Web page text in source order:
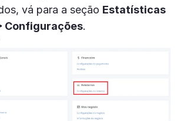
vá para a seção Estatísticas
Configurações.